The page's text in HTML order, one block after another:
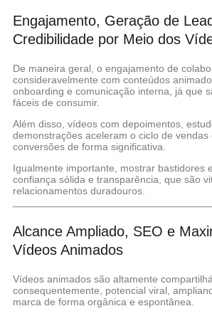
Engajamento, Geração de
Credibilidade por Meio dos
De maneira geral, o engajamento de
consideravelmente com conteúdos
onboarding e comunicação interna, já que
fáceis de consumir.
Além disso, vídeos com depoimentos,
demonstrações aceleram o ciclo de vendas
conversões de forma significativa.
Igualmente importante, mostrar bastidores
confiança sólida e transparência, que são
relacionamentos duradouros.
Alcance Ampliado, SEO e
Vídeos Animados
Vídeos animados são altamente
consequentemente, potencial viral,
marca de forma orgânica e espontânea.